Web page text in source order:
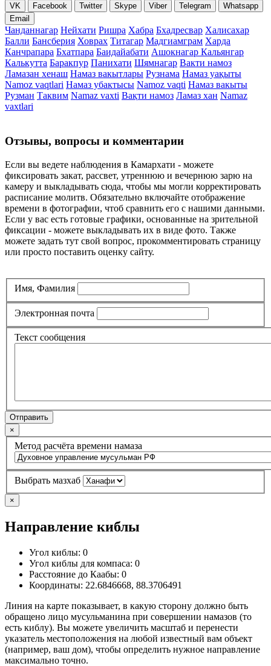
VK Facebook Twitter Skype Viber Telegram
Whatsapp
Email
Чанданнагар Нейхати Ришра Хабра Бхадресвар Халисахар
Балли Бансберия Ховрах Титагар Мадгиамграм Харда
Канчрапара Бхатпара Баидайабати Ашокнагар Кальянгар
Калькутта Баракпур Панихати Шямнагар Вакти намоз
Ламазан хенаш Намаз вакытлары Рузнама Намаз уақыты
Namoz vaqtlari Намаз убактысы Namoz vaqti Намаз вакыты
Рузман Таквим Namaz vaxti Вақти намоз Ламаз хан Namaz
vaxtlari
Отзывы, вопросы и комментарии
Если вы ведете наблюдения в Камархати - можете
фиксировать закат, рассвет, утреннюю и вечернюю зарю на
камеру и выкладывать сюда, чтобы мы могли корректировать
расписание молитв. Обязательно включайте отображение
времени в фотографии, чтоб сравнить его с нашими данными.
Если у вас есть готовые графики, основанные на зрительной
фиксации - можете выкладывать их в виде фото. Также
можете задать тут свой вопрос, прокомментировать страницу
или просто поставить оценку сайту.
Имя, Фамилия
Электронная почта
Текст сообщения
Отправить
×
Метод расчёта времени намаза
Выбрать мазхаб
×
Направление киблы
Угол киблы: 0
Угол киблы для компаса: 0
Расстояние до Каабы: 0
Координаты: 22.6846668, 88.3706491
Линия на карте показывает, в какую сторону должно быть
обращено лицо мусульманина при совершении намазов (то
есть киблу). Вы можете увеличить масштаб и перенести
указатель местоположения на любой известный вам объект
(например, ваш дом), чтобы определить нужное направление
максимально точно.